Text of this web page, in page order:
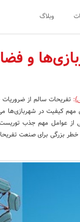
وبلاگ
و
: تفریحات سالم از
مهم کیفیت در شهربازی‌ها
از عوامل مهم جذب
خطر بزرگی برای صنعت